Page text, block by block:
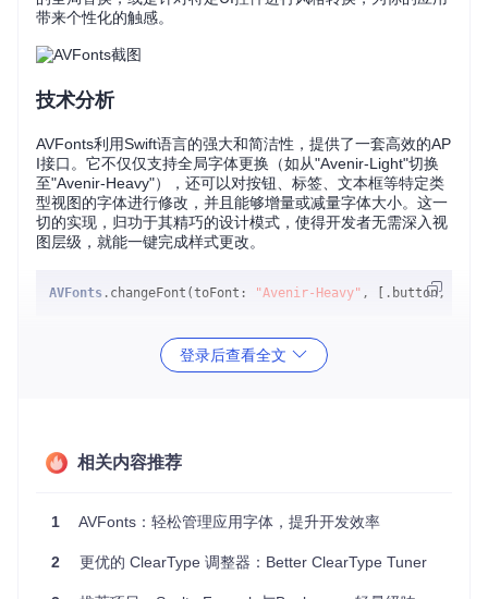
带来个性化的触感。
技术分析
AVFonts利用Swift语言的强大和简洁性，提供了一套高效的AP
I接口。它不仅仅支持全局字体更换（如从"Avenir-Light"切换
至"Avenir-Heavy"），还可以对按钮、标签、文本框等特定类
型视图的字体进行修改，并且能够增量或减量字体大小。这一
切的实现，归功于其精巧的设计模式，使得开发者无需深入视
图层级，就能一键完成样式更改。
AVFonts .changeFont(toFont: "Avenir-Heavy"
这样的调用方式体现了代码的高度封装性和易用性，大大提升
想象一下，在品牌视觉更新时，你需要将整个App中的标准字
体快速更替；或者在追求个性化体验的设计中，希望某些页面
一致的品牌字体风格，AVFonts都能轻松应对。
项目特点
登录后查看全文
相关内容推荐
1 AVFonts：轻松管理应用字体，提升开发效率
2 更优的 ClearType 调整器：Better ClearType Tuner